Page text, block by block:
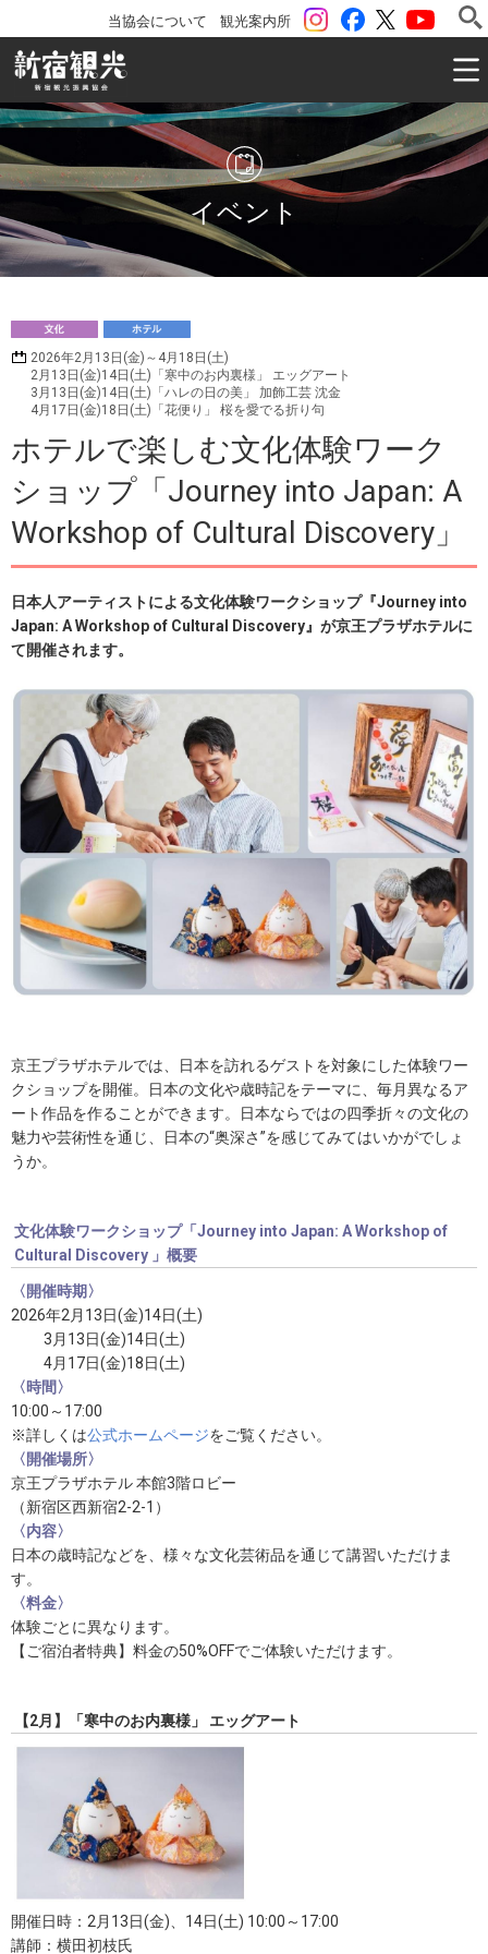
ツイッター
Facebook
instagram
観光案内所
当協会について
一般社団法人 新宿観光振興協会 Shinjuku
イベント
化
テル
2026年2月13日(金)～4月18日(土)
2月13日(金)14日(土)「寒中のお内裏様」 エッグアート
3月13日(金)14日(土)「ハレの日の美」 加飾工芸 沈金
4月17日(金)18日(土)「花便り」 桜を愛でる折り句
ホテルで楽しむ文化体験ワーク
ショップ「Journey into Japan: A
Workshop of Cultural Discovery」
日本人アーティストによる文化体験ワークショップ『Journey into
Japan: A Workshop of Cultural Discovery』が京王プラザホテルに
て開催されます。
京王プラザホテルでは、日本を訪れるゲストを対象にした体験ワー
クショップを開催。日本の文化や歳時記をテーマに、毎月異なるア
ート作品を作ることができます。日本ならではの四季折々の文化の
魅力や芸術性を通じ、日本の“奥深さ”を感じてみてはいかがでしょ
うか。
文化体験ワークショップ「Journey into Japan: A Workshop of
Cultural Discovery 」概要
〈開催時期〉
2026年2月13日(金)14日(土)
3月13日(金)14日(土)
4月17日(金)18日(土)
〈時間〉
10:00～17:00
※詳しくは公式ホームページをご覧ください。
〈開催場所〉
京王プラザホテル 本館3階ロビー
（新宿区西新宿2-2-1）
〈内容〉
日本の歳時記などを、様々な文化芸術品を通じて講習いただけま
す。
〈料金〉
体験ごとに異なります。
【ご宿泊者特典】料金の50%OFFでご体験いただけます。
【2月】「寒中のお内裏様」 エッグアート
開催日時：2月13日(金)、14日(土) 10:00～17:00
講師：横田初枝氏